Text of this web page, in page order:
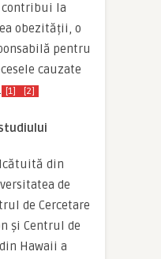
contribui la
obezității, o
pentru
cauzate
[1] [2]
din
de
de Cercetare
și Centrul de
Hawaii a